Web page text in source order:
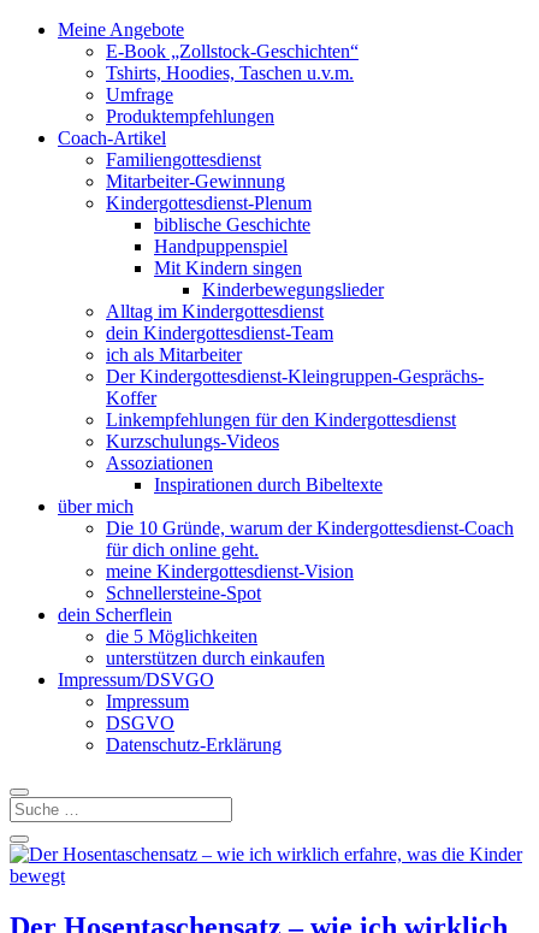
Meine Angebote
E-Book „Zollstock-Geschichten“
Tshirts, Hoodies, Taschen u.v.m.
Umfrage
Produktempfehlungen
Coach-Artikel
Familiengottesdienst
Mitarbeiter-Gewinnung
Kindergottesdienst-Plenum
biblische Geschichte
Handpuppenspiel
Mit Kindern singen
Kinderbewegungslieder
Alltag im Kindergottesdienst
dein Kindergottesdienst-Team
ich als Mitarbeiter
Der Kindergottesdienst-Kleingruppen-Gesprächs-
Koffer
Linkempfehlungen für den Kindergottesdienst
Kurzschulungs-Videos
Assoziationen
Inspirationen durch Bibeltexte
über mich
Die 10 Gründe, warum der Kindergottesdienst-Coach
für dich online geht.
meine Kindergottesdienst-Vision
Schnellersteine-Spot
dein Scherflein
die 5 Möglichkeiten
unterstützen durch einkaufen
Impressum/DSVGO
Impressum
DSGVO
Datenschutz-Erklärung